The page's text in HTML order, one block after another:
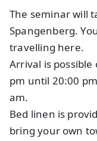
The seminar will
Spangenberg.
travelling here.
Arrival is
pm until 20:00
am.
Bed linen is
bring your own